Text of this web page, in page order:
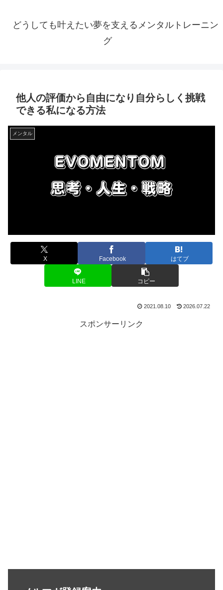
どうしても叶えたい夢を支えるメンタルトレーニン
グ
他人の評価から自由になり自分らしく挑戦
できる私になる方法
メンタル
X Facebook はてブ
LINE コピー
2021.08.10 2026.07.22
スポンサーリンク